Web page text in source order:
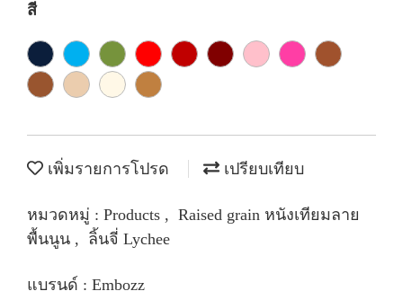
สี
เพิ่มรายการโปรด เปรียบเทียบ
หมวดหมู่ : Products , Raised grain หนังเทียมลาย
พื้นนูน , ลิ้นจี่ Lychee
แบรนด์ : Embozz